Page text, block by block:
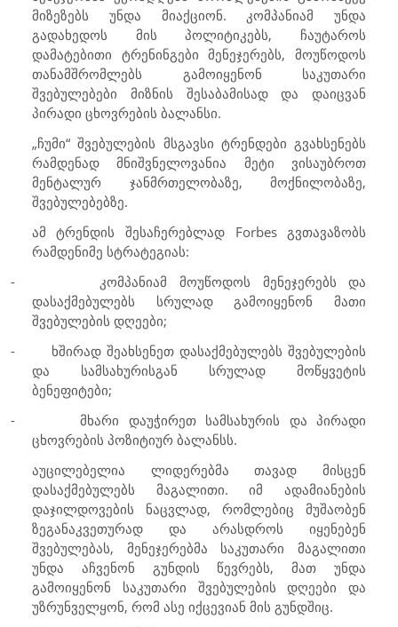
მიზეზებს უნდა მიაქციონ. კომპანიამ უნდა
გადახედოს მის პოლიტიკებს, ჩაუტაროს
დამატებითი ტრენინგები მენეჯერებს, მოუწოდოს
თანამშრომლებს გამოიყენონ საკუთარი
შვებულებები მიზნის შესაბამისად და დაიცვან
პირადი ცხოვრების ბალანსი.
„ჩუმი“ შვებულების მსგავსი ტრენდები გვახსენებს
რამდენად მნიშვნელოვანია მეტი ვისაუბროთ
მენტალურ ჯანმრთელობაზე, მოქნილობაზე,
შვებულებებზე.
ამ ტრენდის შესაჩერებლად Forbesგვთავაზობს
რამდენიმე სტრატეგიას:
-
კომპანიამ მოუწოდოს მენეჯერებს და
დასაქმებულებს სრულად გამოიყენონ მათი
შვებულების დღეები;
-
ხშირად შეახსენეთ დასაქმებულებს შვებულების
და სამსახურისგან სრულად მოწყვეტის
ბენეფიტები;
-
მხარი დაუჭირეთ სამსახურის და პირადი
ცხოვრების პოზიტიურ ბალანსს.
აუცილებელია ლიდერებმა თავად მისცენ
დასაქმებულებს მაგალითი. იმ ადამიანების
დაჯილდოვების ნაცვლად, რომლებიც მუშაობენ
ზეგანაკვეთურად და არასდროს იყენებენ
შვებულებას, მენეჯერებმა საკუთარი მაგალითი
უნდა აჩვენონ გუნდის წევრებს, მათ უნდა
გამოიყენონ საკუთარი შვებულების დღეები და
უზრუნველყონ, რომ ასე იქცევიან მის გუნდშიც.